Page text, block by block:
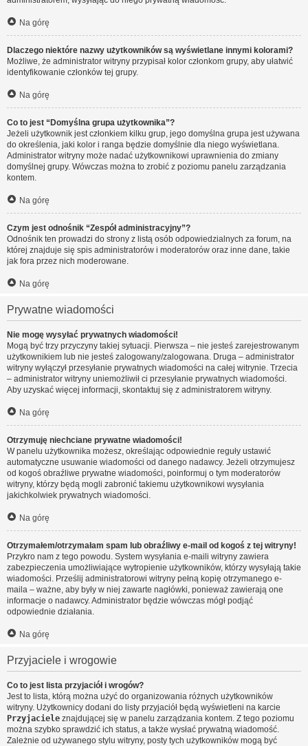
Na górę
Dlaczego niektóre nazwy użytkowników są wyświetlane innymi kolorami?
Możliwe, że administrator witryny przypisał kolor członkom grupy, aby ułatwić
identyfikowanie członków tej grupy.
Na górę
Co to jest “Domyślna grupa użytkownika”?
Jeżeli użytkownik jest członkiem kilku grup, jego domyślna grupa jest używana
do określenia, jaki kolor i ranga będzie domyślnie dla niego wyświetlana.
Administrator witryny może nadać użytkownikowi uprawnienia do zmiany
domyślnej grupy. Wówczas można to zrobić z poziomu panelu zarządzania
kontem.
Na górę
Czym jest odnośnik “Zespół administracyjny”?
Odnośnik ten prowadzi do strony z listą osób odpowiedzialnych za forum, na
której znajduje się spis administratorów i moderatorów oraz inne dane, takie
jak fora przez nich moderowane.
Na górę
Prywatne wiadomości
Nie mogę wysyłać prywatnych wiadomości!
Mogą być trzy przyczyny takiej sytuacji. Pierwsza – nie jesteś zarejestrowanym
użytkownikiem lub nie jesteś zalogowany/zalogowana. Druga – administrator
witryny wyłączył przesyłanie prywatnych wiadomości na całej witrynie. Trzecia
– administrator witryny uniemożliwił ci przesyłanie prywatnych wiadomości.
Aby uzyskać więcej informacji, skontaktuj się z administratorem witryny.
Na górę
Otrzymuję niechciane prywatne wiadomości!
W panelu użytkownika możesz, określając odpowiednie reguły ustawić
automatyczne usuwanie wiadomości od danego nadawcy. Jeżeli otrzymujesz
od kogoś obraźliwe prywatne wiadomości, poinformuj o tym moderatorów
witryny, którzy będą mogli zabronić takiemu użytkownikowi wysyłania
jakichkolwiek prywatnych wiadomości.
Na górę
Otrzymałem/otrzymałam spam lub obraźliwy e-mail od kogoś z tej witryny!
Przykro nam z tego powodu. System wysyłania e-maili witryny zawiera
zabezpieczenia umożliwiające wytropienie użytkowników, którzy wysyłają takie
wiadomości. Prześlij administratorowi witryny pełną kopię otrzymanego e-
maila – ważne, aby były w niej zawarte nagłówki, ponieważ zawierają one
informacje o nadawcy. Administrator będzie wówczas mógł podjąć
odpowiednie działania.
Na górę
Przyjaciele i wrogowie
Co to jest lista przyjaciół i wrogów?
Jest to lista, którą można użyć do organizowania różnych użytkowników
witryny. Użytkownicy dodani do listy przyjaciół będą wyświetleni na karcie
Przyjaciele znajdującej się w panelu zarządzania kontem. Z tego poziomu
można szybko sprawdzić ich status, a także wysłać prywatną wiadomość.
Zależnie od używanego stylu witryny, posty tych użytkowników mogą być